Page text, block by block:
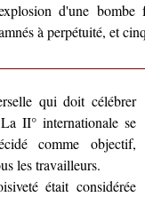
d'une
à perpétuité, et
qui doit célébrer
II° internationale se
comme objectif,
les travailleurs.
était considérée